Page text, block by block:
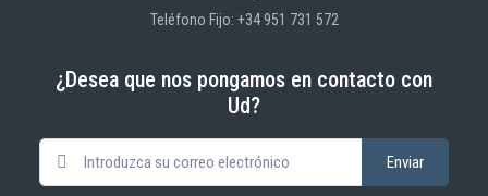
Teléfono Fijo: +34 951 731 572
¿Desea que nos pongamos en contacto con
Ud?